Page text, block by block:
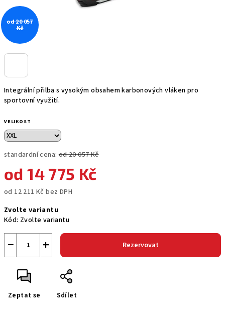
Integrální přilba s vysokým obsahem karbonových vláken pro
sportovní využití.
VELIKOST
standardní cena: od 20 057 Kč
od14 775 Kč
od 12 211 Kč bez DPH
cena:
Zvolte variantu
Kód: Zvolte variantu
+
− Rezervovat
Zeptat se Sdílet
od 20 057
Kč